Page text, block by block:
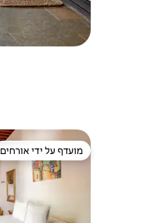
מועדף על ידי אורחים
מועדף על ידי אורחים